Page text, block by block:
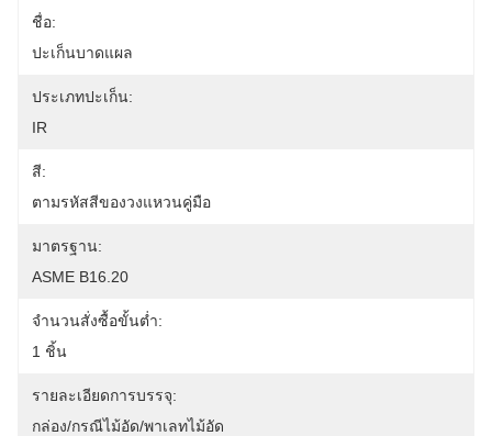
ชื่อ:
ปะเก็นบาดแผล
ประเภทปะเก็น:
IR
สี:
ตามรหัสสีของวงแหวนคู่มือ
มาตรฐาน:
ASME B16.20
จำนวนสั่งซื้อขั้นต่ำ:
1 ชิ้น
รายละเอียดการบรรจุ:
กล่อง/กรณีไม้อัด/พาเลทไม้อัด